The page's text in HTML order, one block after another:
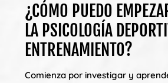
¿CÓMO PUEDO
LA PSICOLOGÍA
ENTRENAMIENTO?
Comienza por investigar y